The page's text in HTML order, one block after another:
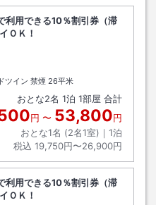
利用できる10％割引券（滞
ＯＫ！
ツイン 禁煙 26平米
おとな2名 1泊 1部屋 合計
円 〜 53,800円
おとな1名 (2名1室)｜ 1泊
税込 19,750円〜26,900円
利用できる10％割引券（滞
ＯＫ！